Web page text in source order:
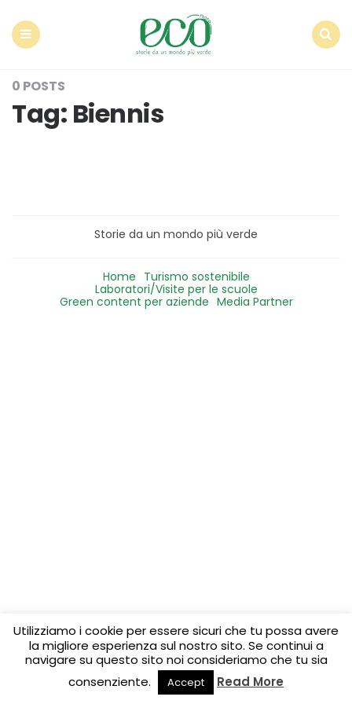
0 POSTS
Tag: Biennis
Storie da un mondo più verde
Home Turismo sostenibile
Laboratori/Visite per le scuole
Green content per aziende Media Partner
Utilizziamo i cookie per essere sicuri che tu possa avere
la migliore esperienza sul nostro sito. Se continui a
navigare su questo sito noi consideriamo che tu sia
consenziente.
Accept Read More